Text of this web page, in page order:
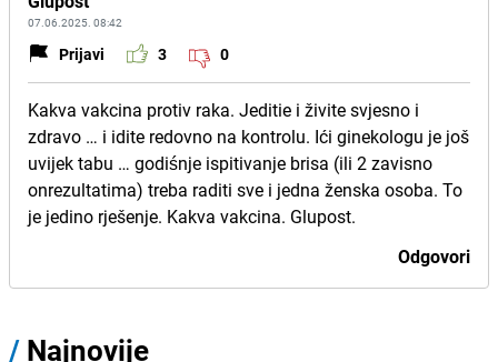
07.06.2025. 08:42
Prijavi 3 0
Kakva vakcina protiv raka. Jeditie i živite svjesno i
zdravo … i idite redovno na kontrolu. Ići ginekologu je još
uvijek tabu … godiśnje ispitivanje brisa (ili 2 zavisno
onrezultatima) treba raditi sve i jedna ženska osoba. To
je jedino rješenje. Kakva vakcina. Glupost.
Odgovori
/ Najnovije